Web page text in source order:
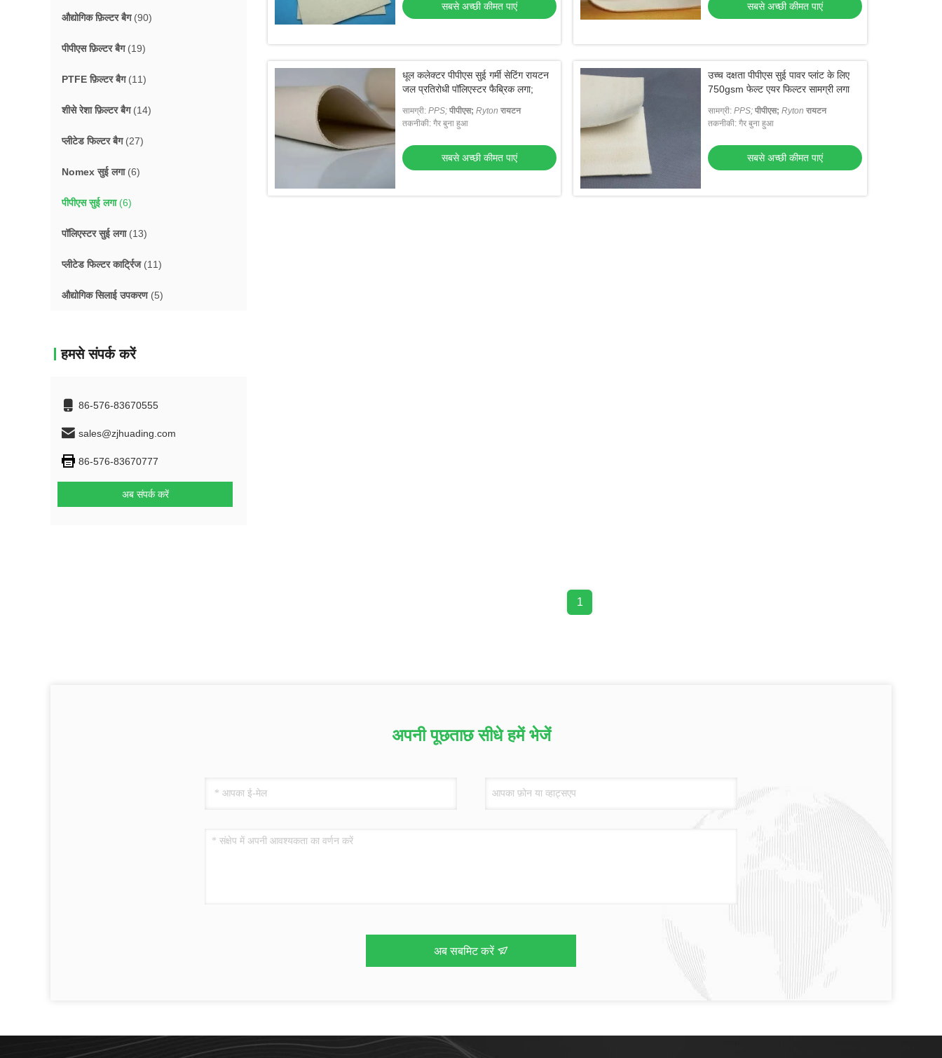
औद्योगिक फ़िल्टर बैग(90)
पीपीएस फ़िल्टर बैग(19)
PTFE फ़िल्टर बैग(11)
शीसे रेशा फ़िल्टर बैग(14)
प्लीटेड फिल्टर बैग(27)
Nomex सुई लगा(6)
पीपीएस सुई लगा(6)
पॉलिएस्टर सुई लगा(13)
प्लीटेड फिल्टर कार्ट्रिज(11)
औद्योगिक सिलाई उपकरण(5)
हमसे संपर्क करें
86-576-83670555
sales@zjhuading.com
86-576-83670777
अब संपर्क करें
सबसे अच्छी कीमत पाएं सबसे अच्छी कीमत पाएं
धूल कलेक्टर पीपीएस सुई गर्मी सेटिंग रायटन
जल प्रतिरोधी पॉलिएस्टर फैब्रिक लगा;
सामग्री: PPS; पीपीएस; Ryton रायटन
तकनीकी: गैर बुना हुआ
सबसे अच्छी कीमत पाएं
उच्च दक्षता पीपीएस सुई पावर प्लांट के लिए
750gsm फेल्ट एयर फिल्टर सामग्री लगा
सामग्री:PPS; पीपीएस; Ryton रायटन
तकनीकी: गैर बुना हुआ
सबसे अच्छी कीमत पाएं
1
अपनी पूछताछ सीधे हमें भेजें
अब सबमिट करें